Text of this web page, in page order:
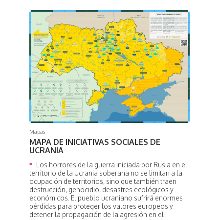
Mapas
MAPA DE INICIATIVAS SOCIALES DE
UCRANIA
Los horrores de la guerra iniciada por Rusia en el
territorio de la Ucrania soberana no se limitan a la
ocupación de territorios, sino que también traen
destrucción, genocidio, desastres ecológicos y
económicos. El pueblo ucraniano sufrirá enormes
pérdidas para proteger los valores europeos y
detener la propagación de la agresión en el